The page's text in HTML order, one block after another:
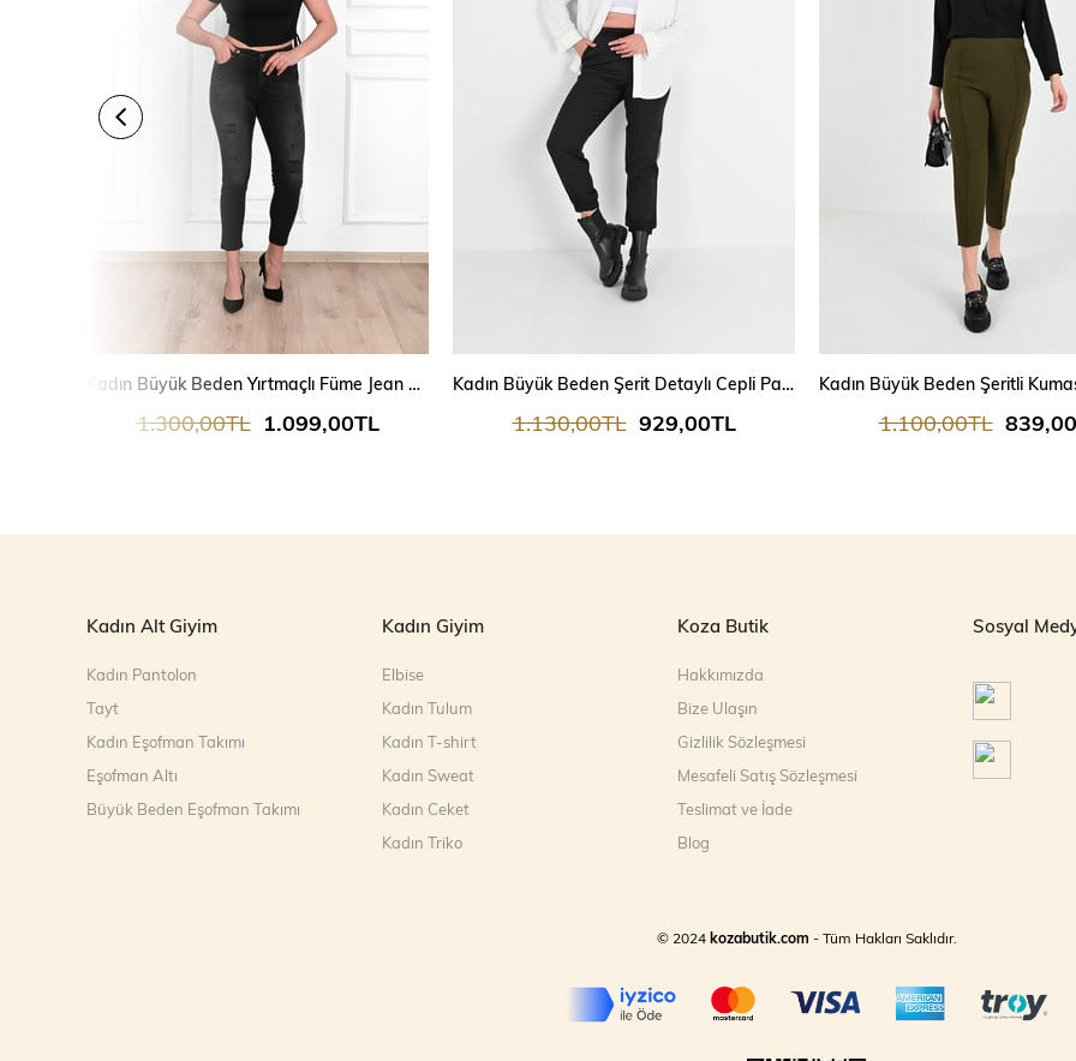
Kadın Büyük Beden Yırtmaçlı Füme Jean Pantolon 6191-23
1.099,00TL
1.300,00TL
Kadın Büyük Beden Şerit Detaylı Cepli Pantolon 6243-24
929,00TL
1.130,00TL 1.100,00TL
Kadın Alt Giyim
Kadın Pantolon
Tayt
Kadın Eşofman Takımı
Eşofman Altı
Büyük Beden Eşofman Takımı
Kadın Giyim
Elbise
Kadın Tulum
Kadın T-shirt
Kadın Sweat
Kadın Ceket
Kadın Triko
Koza Butik
Hakkımızda
Bize Ulaşın
Gizlilik Sözleşmesi
Mesafeli Satış Sözleşmesi
Teslimat ve İade
Blog
Sosyal
© 2024kozabutik.com - Tüm Hakları Saklıdır.